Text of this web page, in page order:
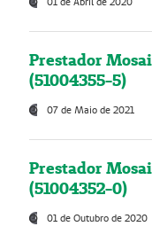
Prestador
(51004355-5)
07 de Maio de 2021
Prestador
(51004352-0)
01 de Outubro de 2020